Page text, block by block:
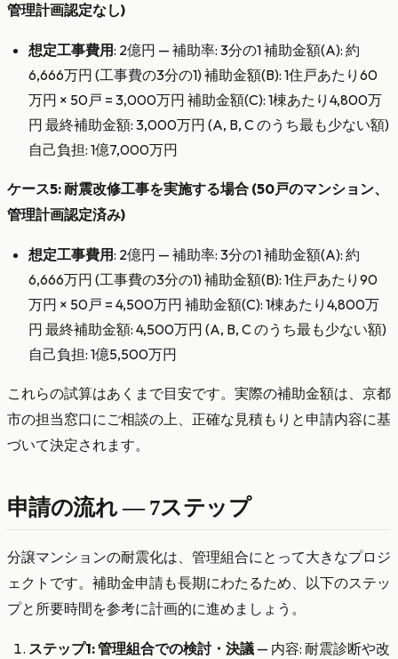
管理計画認定なし)
想定工事費用: 2億円 — 補助率: 3分の1 補助金額(A): 約
6,666万円 (工事費の3分の1) 補助金額(B): 1住戸あたり60
万円 × 50戸 = 3,000万円 補助金額(C): 1棟あたり4,800万
円 最終補助金額: 3,000万円 (A, B, C のうち最も少ない額)
自己負担: 1億7,000万円
ケース5: 耐震改修工事を実施する場合 (50戸のマンション、
管理計画認定済み)
想定工事費用: 2億円 — 補助率: 3分の1 補助金額(A): 約
6,666万円 (工事費の3分の1) 補助金額(B): 1住戸あたり90
万円 × 50戸 = 4,500万円 補助金額(C): 1棟あたり4,800万
円 最終補助金額: 4,500万円 (A, B, C のうち最も少ない額)
自己負担: 1億5,500万円
これらの試算はあくまで目安です。実際の補助金額は、京都
市の担当窓口にご相談の上、正確な見積もりと申請内容に基
づいて決定されます。
申請の流れ — 7ステップ
分譲マンションの耐震化は、管理組合にとって大きなプロジ
ェクトです。補助金申請も長期にわたるため、以下のステッ
プと所要時間を参考に計画的に進めましょう。
ステップ1: 管理組合での検討・決議 — 内容: 耐震診断や改